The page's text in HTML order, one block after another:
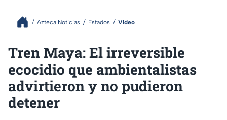
Azteca Noticias Estados Video
Tren Maya: El irreversible
ecocidio que ambientalistas
advirtieron y no pudieron
detener